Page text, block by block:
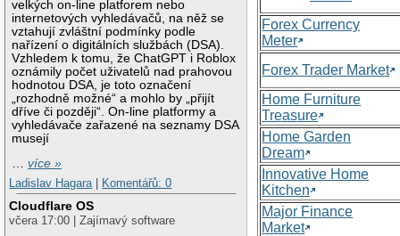
velkých on-line platforem nebo
internetových vyhledávačů, na něž se
vztahují zvláštní podmínky podle
nařízení o digitálních službách (DSA).
Vzhledem k tomu, že ChatGPT i Roblox
oznámily počet uživatelů nad prahovou
hodnotou DSA, je toto označení
„rozhodně možné“ a mohlo by „přijít
dříve či později“. On-line platformy a
vyhledávače zařazené na seznamy DSA
musejí
…více »
Ladislav Hagara
Komentářů: 0
Cloudflare OS
včera 17:00 | Zajímavý software
Forex Currency
Meter
Forex Trader Market
Home Furniture
Treasure
Home Garden
Dream
Innovative Home
Kitchen
Major Finance
Market